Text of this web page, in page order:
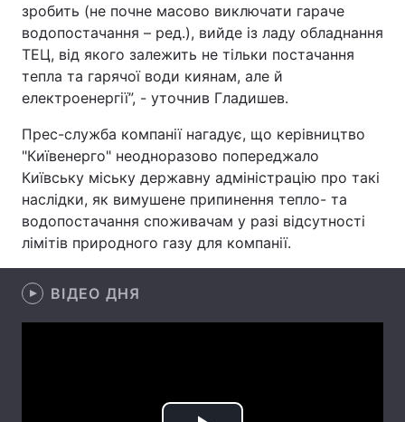
Екологія Регіони
Лонгріди
Відео з Youtube
Інтерв'ю Думки
Архів Вакансії
Контакти
Послуги
зробить (не почне масово виключати гараче
водопостачання – ред.), вийде із ладу обладнання
ТЕЦ, від якого залежить не тільки постачання
тепла та гарячої води киянам, але й
електроенергії”, - уточнив Гладишев.
Прес-служба компанії нагадує, що керівництво
"Київенерго" неодноразово попереджало
Київську міську державну адміністрацію про такі
наслідки, як вимушене припинення тепло- та
водопостачання споживачам у разі відсутності
лімітів природного газу для компанії.
ВІДЕО ДНЯ